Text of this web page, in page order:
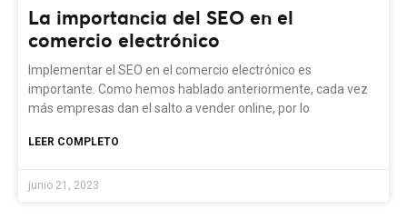
La importancia del SEO en el
comercio electrónico
Implementar el SEO en el comercio electrónico es
importante. Como hemos hablado anteriormente, cada vez
más empresas dan el salto a vender online, por lo
LEER COMPLETO
junio 21, 2023